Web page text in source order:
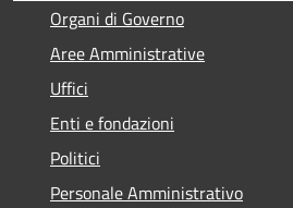
Organi di Governo
Aree Amministrative
Uffici
Enti e fondazioni
Politici
Personale Amministrativo